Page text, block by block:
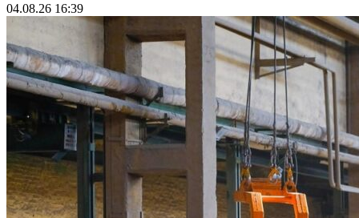
04.08.26 16:39